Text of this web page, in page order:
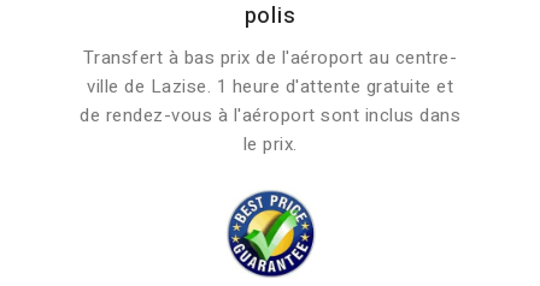
polis
Transfert à bas prix de l'aéroport au centre-
ville de Lazise. 1 heure d'attente gratuite et
de rendez-vous à l'aéroport sont inclus dans
le prix.